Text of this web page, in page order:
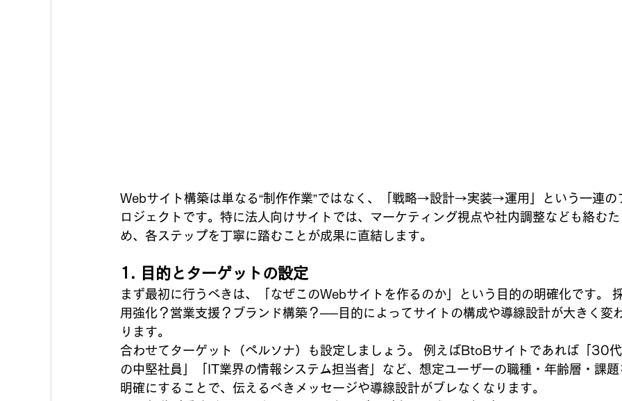
Webサイト構築は単なる“制作作業”ではなく、「戦略→設計→実装→運用」という一連の
ロジェクトです。特に法人向けサイトでは、マーケティング視点や社内調整なども絡むた
め、各ステップを丁寧に踏むことが成果に直結します。
1. 目的とターゲットの設定
まず最初に行うべきは、「なぜこのWebサイトを作るのか」という目的の明確化です。
用強化？営業支援？ブランド構築？──目的によってサイトの構成や導線設計が大きく変
ります。
合わせてターゲット（ペルソナ）も設定しましょう。 例えばBtoBサイトであれば「30代
の中堅社員」「IT業界の情報システム担当者」など、想定ユーザーの職種・年齢層・課題
明確にすることで、伝えるべきメッセージや導線設計がブレなくなります。